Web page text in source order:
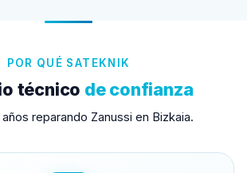
POR QUÉ SATEKNIK
técnico de confianza
años reparando Zanussi en Bizkaia.